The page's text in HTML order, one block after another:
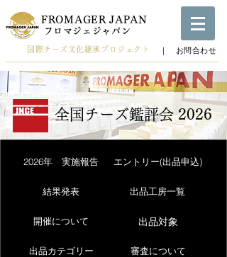
FROMAGER JAPAN
​フロマジェジャパン
国際チーズ文化継承プロジェクト ​｜ お問合わせ
全国チーズ鑑評会 2026
2026年 実施報告
結果発表
開催について
出品カテゴリー
エントリー(出品申込)
出品工房一覧
出品対象
審査について